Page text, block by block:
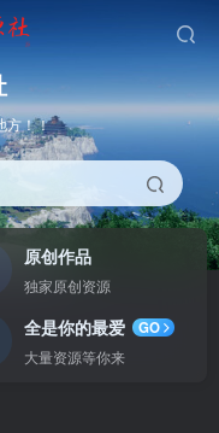
方！！
原创作品
独家原创资源
全是你的最爱
GO
大量资源等你来